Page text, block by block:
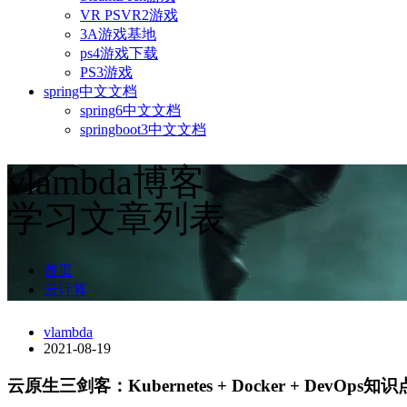
VR PSVR2游戏
3A游戏基地
ps4游戏下载
PS3游戏
spring中文文档
spring6中文文档
springboot3中文文档
vlambda博客
学习文章列表
首页
云计算
vlambda
2021-08-19
云原生三剑客：Kubernetes + Docker + DevOps知识